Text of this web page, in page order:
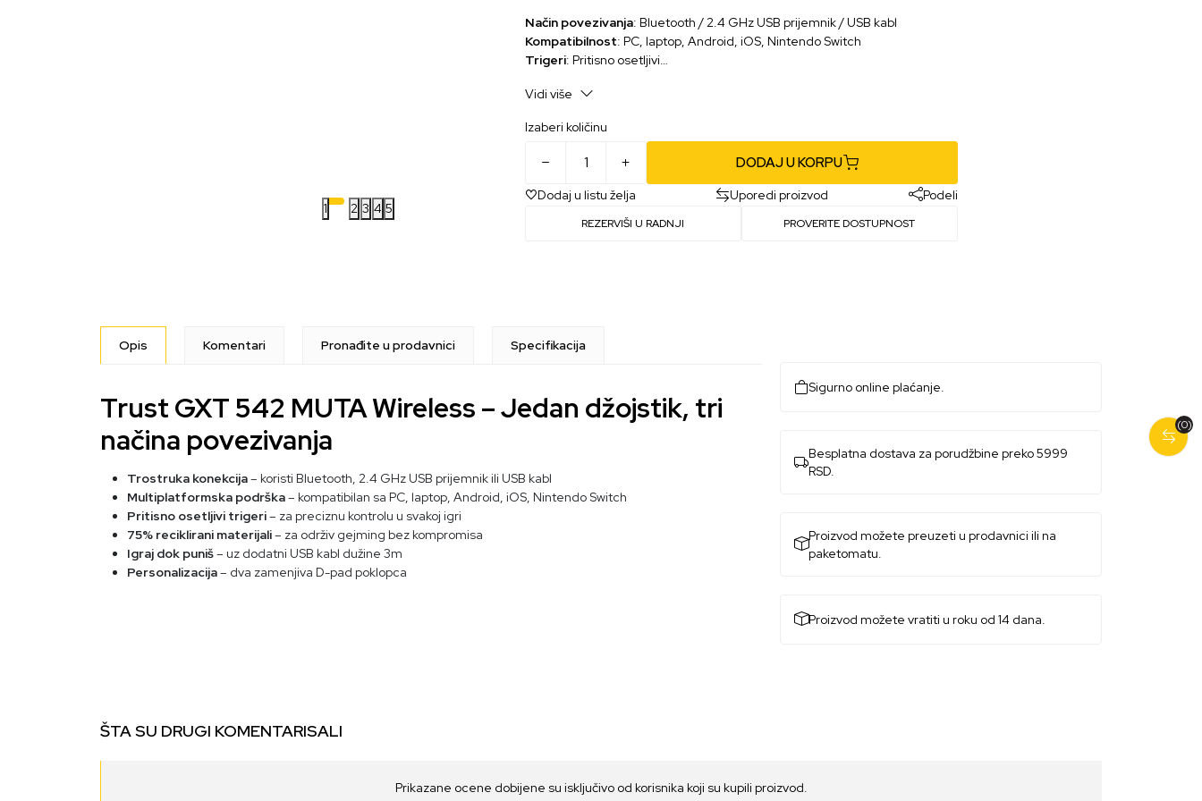
1 2 3 4 5
Način povezivanja: Bluetooth / 2.4 GHz USB prijemnik / USB kabl
Kompatibilnost: PC, laptop, Android, iOS, Nintendo Switch
Trigeri: Pritisno osetljivi
Dodatna oprema
Vidi više
Izaberi količinu
DODAJ U KORPU
Dodaj u listu želja Uporedi proizvod Podeli
REZERVIŠI U RADNJI PROVERITE DOSTUPNOST
(0)
Opis Komentari Pronađite u prodavnici Specifikacija
Trust GXT 542 MUTA Wireless – Jedan džojstik, tri
načina povezivanja
Trostruka konekcija– koristi Bluetooth, 2.4 GHz USB prijemnik ili USB kabl
Multiplatformska podrška– kompatibilan sa PC, laptop, Android, iOS, Nintendo Switch
Pritisno osetljivi trigeri– za preciznu kontrolu u svakoj igri
75% reciklirani materijali– za održiv gejming bez kompromisa
Igraj dok puniš– uz dodatni USB kabl dužine 3m
Personalizacija– dva zamenjiva D-pad poklopca
Sigurno online plaćanje.
Besplatna dostava za porudžbine preko 5999
RSD.
Proizvod možete preuzeti u prodavnici ili na
paketomatu.
Proizvod možete vratiti u roku od 14 dana.
ŠTA SU DRUGI KOMENTARISALI
Prikazane ocene dobijene su isključivo od korisnika koji su kupili proizvod.